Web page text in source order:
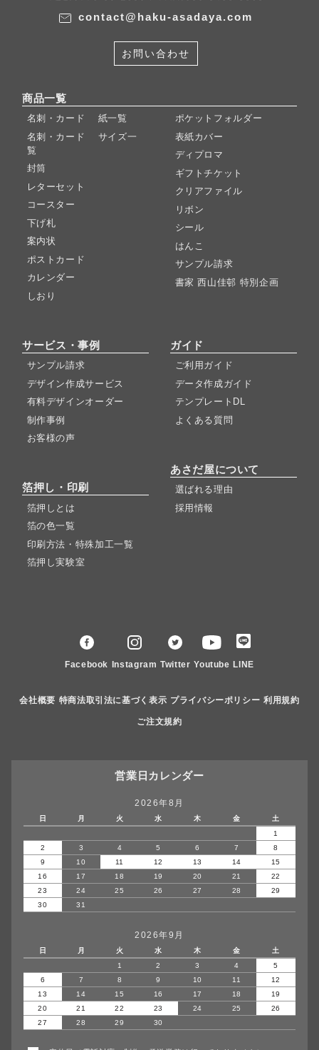
contact@haku-asadaya.com
お問い合わせ
商品一覧
名刺・カード 紙一覧
名刺・カード サイズ一
覧
封筒
レターセット
コースター
下げ札
案内状
ポストカード
カレンダー
しおり
ポケットフォルダー
表紙カバー
ディプロマ
ギフトチケット
クリアファイル
リボン
シール
はんこ
サンプル請求
書家 西山佳邨 特別企画
サービス・事例
サンプル請求
デザイン作成サービス
有料デザインオーダー
制作事例
お客様の声
箔押し・印刷
箔押しとは
箔の色一覧
印刷方法・特殊加工一覧
箔押し実験室
ガイド
ご利用ガイド
データ作成ガイド
テンプレートDL
よくある質問
あさだ屋について
選ばれる理由
採用情報
Facebook Instagram Twitter Youtube LINE
会社概要 特商法取引法に基づく表示 プライバシーポリシー 利用規約
ご注文規約
営業日カレンダー
2026年8月
日 月 火 水 木 金
土
1
2
3 4 5 6 7
8
9
10 11 12 13 14
15
16
17 18 19 20 21
22
23
24 25 26 27 28
29
30
31
2026年9月
日 月 火 水 木 金
土
1
2 3 4
5
6
7 8 9 10 11
12
13
14 15 16 17 18
19
20
21 22 23 24 25
26
27
28 29 30